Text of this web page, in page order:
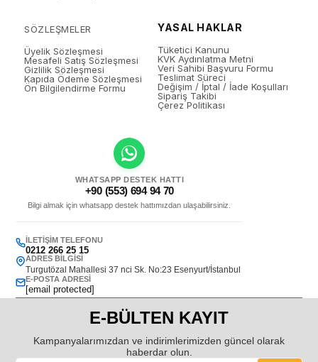
SÖZLEŞMELER
Üyelik Sözleşmesi
Mesafeli Satış Sözleşmesi
Gizlilik Sözleşmesi
Kapıda Ödeme Sözleşmesi
Ön Bilgilendirme Formu
YASAL HAKLAR
Tüketici Kanunu
KVK Aydınlatma Metni
Veri Sahibi Başvuru Formu
Teslimat Süreci
Değişim / İptal / İade Koşulları
Sipariş Takibi
Çerez Politikası
WHATSAPP DESTEK HATTI
+90 (553) 694 94 70
Bilgi almak için whatsapp destek hattımızdan ulaşabilirsiniz.
İLETIŞIM TELEFONU
0212 266 25 15
ADRES BILGISI
Turgutözal Mahallesi 37 nci Sk. No:23 Esenyurt/İstanbul
E-POSTA ADRESI
[email protected]
E-BÜLTEN KAYIT
Kampanyalarımızdan ve indirimlerimizden güncel olarak
haberdar olun.